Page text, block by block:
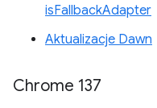
isFallbackAdapter
Aktualizacje Dawn
Chrome 137